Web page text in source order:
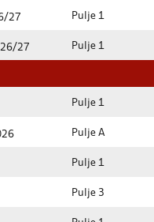
27 Pulje 1
26/27 Pulje 1
Pulje 1
Pulje A
Pulje 1
Pulje 3